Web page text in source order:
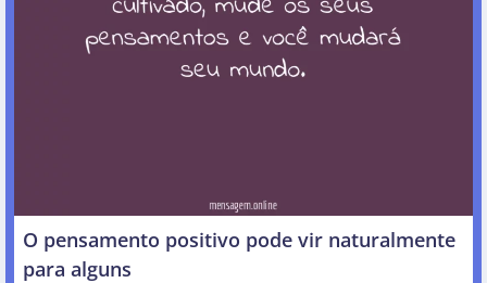
O pensamento positivo pode vir naturalmente
para alguns